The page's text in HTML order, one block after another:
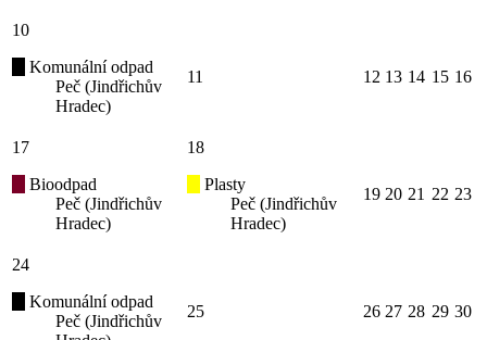
10
Komunální odpad
Peč (Jindřichův
Hradec)
11 12 13 14 15 16
17
Bioodpad
Peč (Jindřichův
Hradec)
18
Plasty
Peč (Jindřichův
Hradec)
19 20 21 22 23
24
Komunální odpad
Peč (Jindřichův
25 26 27 28 29 30